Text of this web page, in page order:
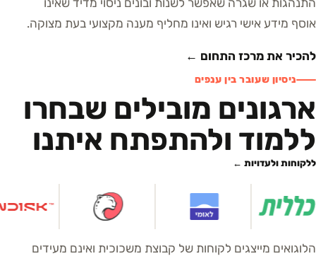
התנהגות או שגרה שאפשר לשנות ובונים ניסוי מדיד שאינו
אוסף מידע אישי רגיש ואינו מחליף מענה מקצועי בעת מצוקה.
להכיר את מרכז התחום ←
ניסיון שעובר בין ענפים
ארגונים מובילים שבחרו
ללמוד ולהתפתח איתנו
ללקוחות ולעדויות ←
הלוגואים מייצגים לקוחות של קבוצת משכוכית ואינם מעידים